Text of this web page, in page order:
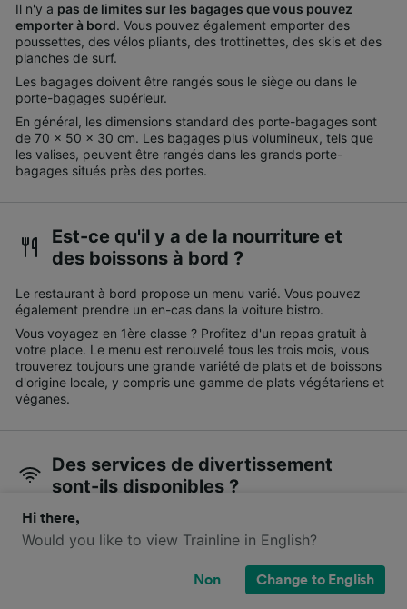
Il n'y a pas de limites sur les bagages que vous pouvez
emporter à bord. Vous pouvez également emporter des
poussettes, des vélos pliants, des trottinettes, des skis et des
planches de surf.
Les bagages doivent être rangés sous le siège ou dans le
porte-bagages supérieur.
En général, les dimensions standard des porte-bagages sont
de 70 x 50 x 30 cm. Les bagages plus volumineux, tels que
les valises, peuvent être rangés dans les grands porte-
bagages situés près des portes.
Est-ce qu'il y a de la nourriture et
des boissons à bord ?
Le restaurant à bord propose un menu varié. Vous pouvez
également prendre un en-cas dans la voiture bistro.
Vous voyagez en 1ère classe ? Profitez d'un repas gratuit à
votre place. Le menu est renouvelé tous les trois mois, vous
trouverez toujours une grande variété de plats et de boissons
d'origine locale, y compris une gamme de plats végétariens et
véganes.
Des services de divertissement
sont-ils disponibles ?
Actuellement, le Wi-Fi gratuit est disponible dans certains
trains IC. La Deutsche Bahn installe progressivement le Wifi
Hi there,
Would you like to view Trainline in English?
Non Change to English